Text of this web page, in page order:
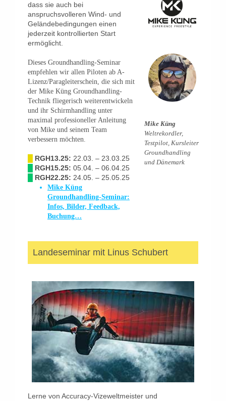
dass sie auch bei
anspruchsvolleren Wind- und
Geländebedingungen einen
jederzeit kontrollierten Start
ermöglicht.
Dieses Groundhandling-Seminar
empfehlen wir allen Piloten ab A-
Lizenz/Paragleiterschein, die sich mit
der Mike Küng Groundhandling-
Technik fliegerisch weiterentwickeln
und ihr Schirmhandling unter
maximal professioneller Anleitung
von Mike und seinem Team
verbessern möchten.
RGH13.25: 22.03. – 23.03.25
RGH15.25: 05.04. – 06.04.25
RGH22.25: 24.05. – 25.05.25
Mike Küng
Groundhandling-Seminar:
Infos, Bilder, Feedback,
Buchung…
Mike Küng
Weltrekordler,
Testpilot, Kursleiter
Groundhandling
und Dänemark
Landeseminar mit Linus Schubert
Lerne von Accuracy-Vizeweltmeister und